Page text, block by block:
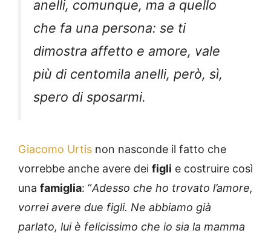
anelli, comunque, ma a quello
che fa una persona: se ti
dimostra affetto e amore, vale
più di centomila anelli, però, sì,
spero di sposarmi.
Giacomo Urtis non nasconde il fatto che
vorrebbe anche avere dei figli e costruire così
una famiglia: “Adesso che ho trovato l’amore,
vorrei avere due figli. Ne abbiamo già
parlato, lui è felicissimo che io sia la mamma